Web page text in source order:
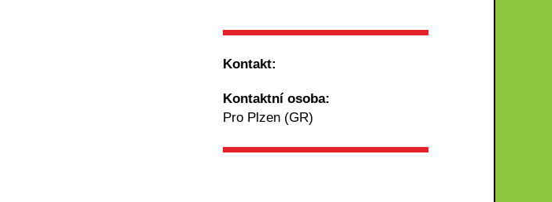
Kontakt:
Kontaktní osoba:
Pro Plzen (GR)